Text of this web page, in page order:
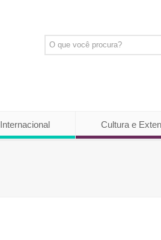
Internacional Cultura e